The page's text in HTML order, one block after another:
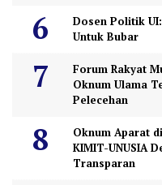
Dosen Politik
Untuk Bubar
Forum Rakyat
Oknum Ulama
Pelecehan
Oknum Aparat
KIMIT-UNUSIA
Transparan